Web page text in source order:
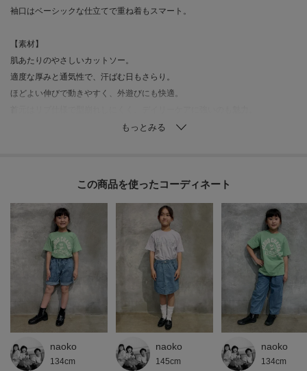
袖口はベーシックな仕立てで重ね着もスマート。
【素材】
肌あたりのやさしいカットソー。
適度な厚みと通気性で、汗ばむ日もさらり。
ほどよい伸びで動きやすく、外遊びにも快適。
ロゴはきらめきを主役に、サロペットやスカートで軽やかに仕上げて。
※照明の関係により、実際よりも色味が違って見える場合があります。ま
た、パソコン・スマートフォンなどの環境により、若干製品と画像のカラー
が異なる場合もございます。
この商品を使った
naoko
134cm
naoko
145cm
naoko
134cm